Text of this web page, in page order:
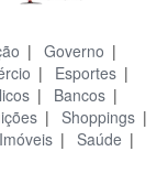
| Governo |
| Esportes|
| Bancos |
| Shoppings |
Imóveis | Saúde |